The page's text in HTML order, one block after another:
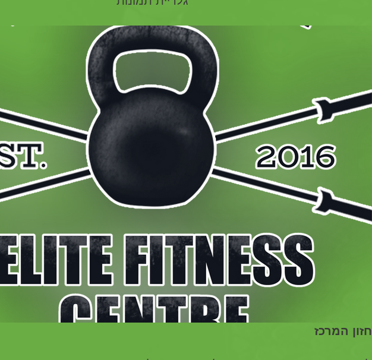
חזון המרכז